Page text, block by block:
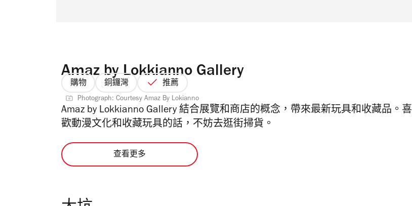
Amaz by Lokkianno Gallery
購物 銅鑼灣 推薦
Photograph: Courtesy Amaz By Lokianno
Amaz by Lokkianno Gallery 結合展覽和商店的概念，帶來最新玩具和收藏品。喜
歡動漫文化和收藏玩具的話，不妨去逛街掃貨。
查看更多